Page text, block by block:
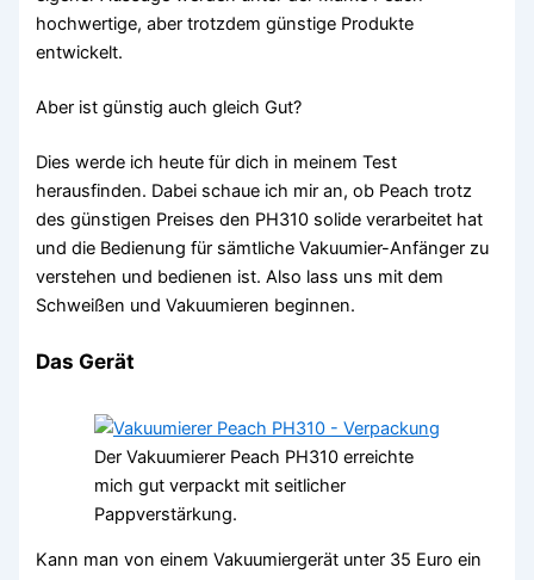
hochwertige, aber trotzdem günstige Produkte
entwickelt.
Aber ist günstig auch gleich Gut?
Dies werde ich heute für dich in meinem Test
herausfinden. Dabei schaue ich mir an, ob Peach trotz
des günstigen Preises den PH310 solide verarbeitet hat
und die Bedienung für sämtliche Vakuumier-Anfänger zu
verstehen und bedienen ist. Also lass uns mit dem
Schweißen und Vakuumieren beginnen.
Das Gerät
Der Vakuumierer Peach PH310 erreichte
mich gut verpackt mit seitlicher
Pappverstärkung.
Kann man von einem Vakuumiergerät unter 35 Euro ein